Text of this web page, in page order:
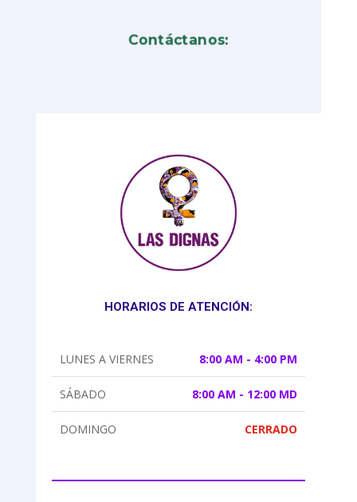
Contáctanos:
HORARIOS DE ATENCIÓN:
LUNES A VIERNES 8:00 AM - 4:00 PM
SÁBADO 8:00 AM - 12:00 MD
DOMINGO CERRADO